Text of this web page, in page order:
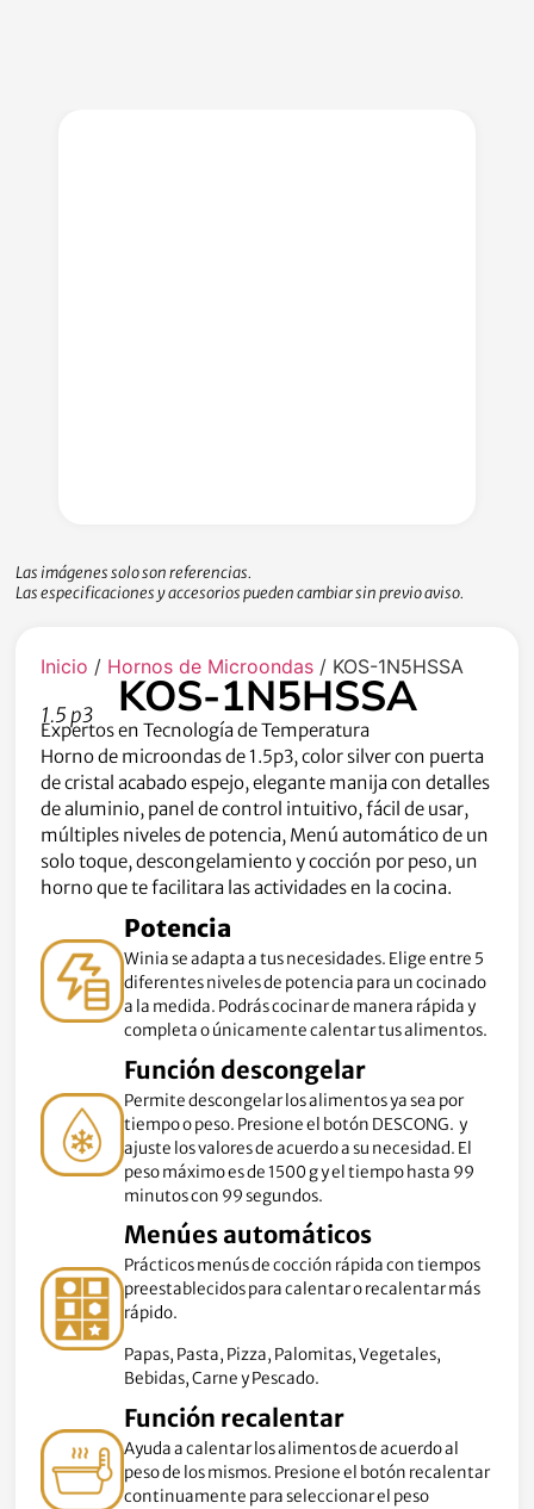
Las imágenes solo son referencias.
Las especificaciones y accesorios pueden cambiar sin previo aviso.
Inicio / Hornos de Microondas / KOS-1N5HSSA
KOS-1N5HSSA
1.5 p3
Expertos en Tecnología de Temperatura
Horno de microondas de 1.5p3, color silver con puerta
de cristal acabado espejo, elegante manija con detalles
de aluminio, panel de control intuitivo, fácil de usar,
múltiples niveles de potencia, Menú automático de un
solo toque, descongelamiento y cocción por peso, un
horno que te facilitara las actividades en la cocina.
Potencia
Winia se adapta a tus necesidades. Elige entre 5
diferentes niveles de potencia para un cocinado
a la medida. Podrás cocinar de manera rápida y
completa o únicamente calentar tus alimentos.
Función descongelar
Permite descongelar los alimentos ya sea por
tiempo o peso. Presione el botón DESCONG. y
ajuste los valores de acuerdo a su necesidad. El
peso máximo es de 1500 g y el tiempo hasta 99
minutos con 99 segundos.
Menúes automáticos
Prácticos menús de cocción rápida con tiempos
preestablecidos para calentar o recalentar más
rápido.
Papas, Pasta, Pizza, Palomitas, Vegetales,
Bebidas, Carne y Pescado.
Función recalentar
Ayuda a calentar los alimentos de acuerdo al
peso de los mismos. Presione el botón recalentar
continuamente para seleccionar el peso